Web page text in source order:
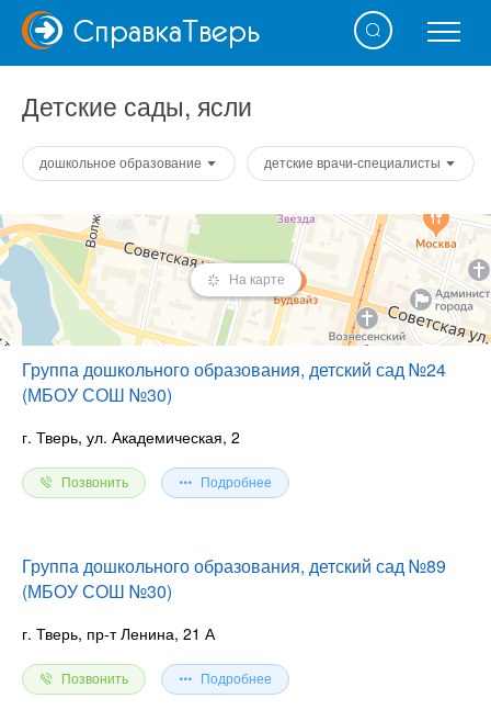
СправкаТверь
Детские сады, ясли
дошкольное образование детские врачи-специалисты
На карте
Группа дошкольного образования, детский сад №24
(МБОУ СОШ №30)
г. Тверь, ул. Академическая, 2
Позвонить Подробнее
Группа дошкольного образования, детский сад №89
(МБОУ СОШ №30)
г. Тверь, пр-т Ленина, 21 А
Позвонить Подробнее